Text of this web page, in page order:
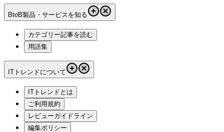
BtoB製品・サービスを知る
カテゴリー記事を読む
用語集
ITトレンドについて
ITトレンドとは
ご利用規約
レビューガイドライン
編集ポリシー